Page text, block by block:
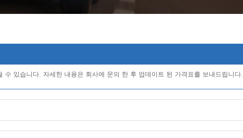
수 있습니다. 자세한 내용은 회사에 문의 한 후 업데이트 된 가격표를 보내드립니다.